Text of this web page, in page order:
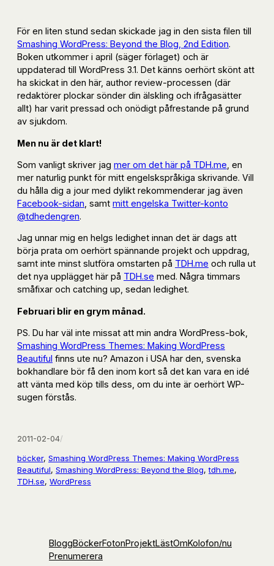
För en liten stund sedan skickade jag in den sista filen till
Smashing WordPress: Beyond the Blog, 2nd Edition.
Boken utkommer i april (säger förlaget) och är
uppdaterad till WordPress 3.1. Det känns oerhört skönt att
ha skickat in den här, author review-processen (där
redaktörer plockar sönder din älskling och ifrågasätter
allt) har varit pressad och onödigt påfrestande på grund
av sjukdom.
Men nu är det klart!
Som vanligt skriver jag mer om det här på TDH.me , en
mer naturlig punkt för mitt engelskspråkiga skrivande. Vill
du hålla dig a jour med dylikt rekommenderar jag även
Facebook-sidan , samt mitt engelska Twitter-konto
@tdhedengren.
Jag unnar mig en helgs ledighet innan det är dags att
börja prata om oerhört spännande projekt och uppdrag,
samt inte minst slutföra omstarten på TDH.me och rulla ut
det nya upplägget här på TDH.se med. Några timmars
småfixar och catching up, sedan ledighet.
Februari blir en grym månad.
PS. Du har väl inte missat att min andra WordPress-bok,
Smashing WordPress Themes: Making WordPress
Beautiful finns ute nu? Amazon i USA har den, svenska
bokhandlare bör få den inom kort så det kan vara en idé
att vänta med köp tills dess, om du inte är oerhört WP-
sugen förstås.
2011-02-04/
böcker, Smashing WordPress Themes: Making WordPress
Beautiful, Smashing WordPress: Beyond the Blog, tdh.me
TDH.se, WordPress
BloggBöckerFotonProjektLästOmKolofon/nu
Prenumerera